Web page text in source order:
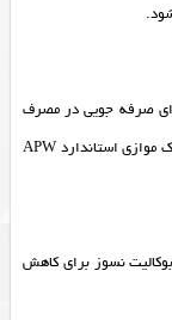
صرفه جویی در مصرف
گریل شامل جدار مشبک نگهدارنده زغال سنگ و چدن مشبک موازی استاندارد APW
نسوز برای کاهش